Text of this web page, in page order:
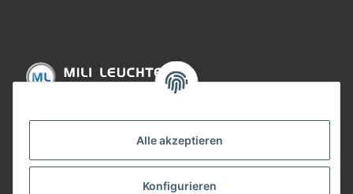
Alle akzeptieren
Konfigurieren
Gesetzliche Informationen